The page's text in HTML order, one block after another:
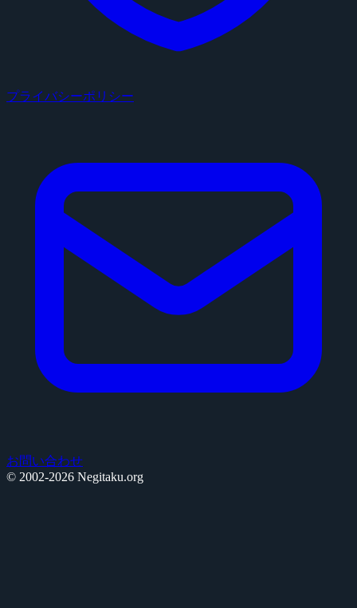
プライバシーポリシー
お問い合わせ
© 2002-2026 Negitaku.org